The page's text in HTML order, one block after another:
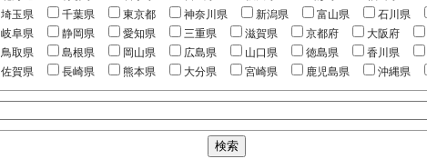
埼玉県
千葉県 東京都 神奈川県 新潟県 富山県 石川県
岐阜県
静岡県 愛知県 三重県 滋賀県 京都府 大阪府
鳥取県
島根県 岡山県 広島県 山口県 徳島県 香川県
佐賀県
長崎県 熊本県 大分県 宮崎県 鹿児島県 沖縄県